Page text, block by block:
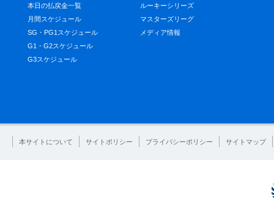
本日の払戻金一覧
月間スケジュール
SG・PG1スケジュール
G1・G2スケジュール
G3スケジュール
ルーキーシリーズ
マスターズリーグ
メディア情報
本サイトについて サイトポリシー プライバシーポリシー サイトマップ